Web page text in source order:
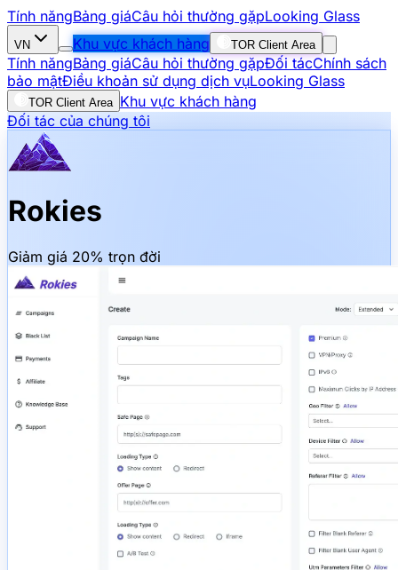
Tính năngBảng giáCâu hỏi thường gặpLooking Glass
VN Khu vực khách hàng TOR Client Area
Tính năngBảng giáCâu hỏi thường gặpĐối tácChính sách
bảo mậtĐiều khoản sử dụng dịch vụLooking Glass
TOR Client Area Khu vực khách hàng
Đối tác của chúng tôi
Rokies
Giảm giá 20% trọn đời